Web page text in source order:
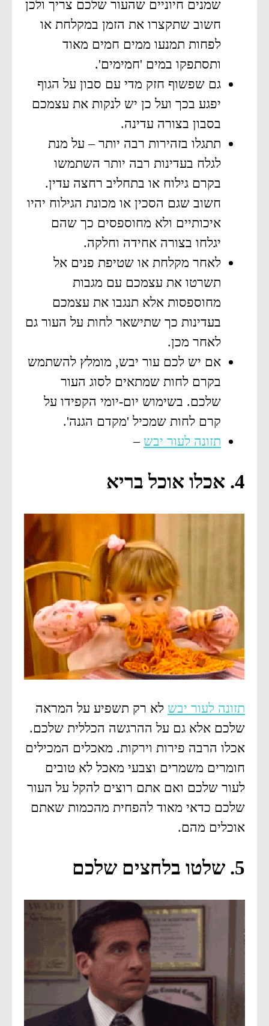
שמנים חיוניים שהעור שלכם צריך ולכן
חשוב שתקצרו את הזמן במקלחת או
לפחות תמנעו ממים חמים מאוד
ותסתפקו במים 'חמימים'.
גם שפשוף חזק מדי עם סבון על הגוף
יפגע בכך ועל כן יש לנקות את עצמכם
בסבון בצורה עדינה.
תתגלו בזהירות רבה יותר – על מנת
לגלח בעדינות רבה יותר השתמשו
בקרם גילוח או בתחליב רחצה עדין.
חשוב שגם הסכין או מכונת הגילוח יהיו
איכותיים ולא מחוספסים כך שהם
יגלחו בצורה אחידה וחלקה.
לאחר מקלחת או שטיפת פנים אל
תשרטו את עצמכם עם מגבות
מחוספסות אלא תנגבו את עצמכם
בעדינות כך שתישאר לחות על העור גם
לאחר מכן.
אם יש לכם עור יבש, מומלץ להשתמש
בקרם לחות שמתאים לסוג העור
שלכם. בשימוש יום-יומי הקפידו על
קרם לחות שמכיל 'מקדם הגנה'.
תזונה לעור יבש –
4. אכלו אוכל בריא
תזונה לעור יבש לא רק תשפיע על המראה
שלכם אלא גם על ההרגשה הכללית שלכם.
אכלו הרבה פירות וירקות. מאכלים המכילים
חומרים משמרים וצבעי מאכל לא טובים
לעור שלכם ואם אתם רוצים להקל על העור
שלכם כדאי מאוד להפחית מהכמות שאתם
אוכלים מהם.
5. שלטו בלחצים שלכם